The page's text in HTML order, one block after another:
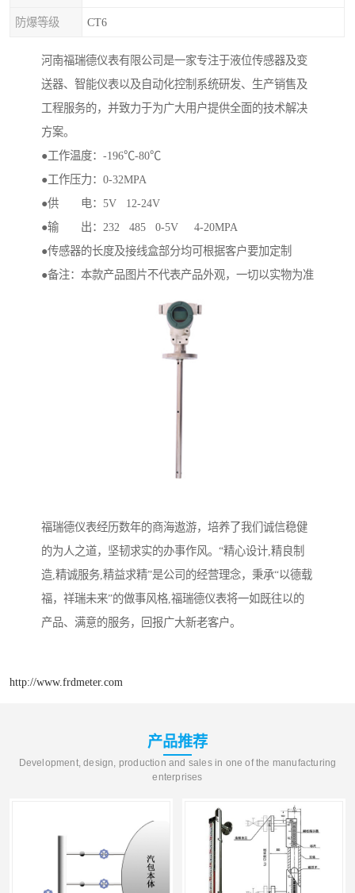
防爆等级 CT6
河南福瑞德仪表有限公司是一家专注于液位传感器及变
送器、智能仪表以及自动化控制系统研发、生产销售及
工程服务的，并致力于为广大用户提供全面的技术解决
方案。
●工作温度：-196℃-80℃
●工作压力：0-32MPA
●供 电：5V 12-24V
●输 出：232 485 0-5V 4-20MPA
●传感器的长度及接线盒部分均可根据客户要加定制
●备注：本款产品图片不代表产品外观，一切以实物为准
福瑞德仪表经历数年的商海遨游，培养了我们诚信稳健
的为人之道，坚韧求实的办事作风。“精心设计,精良制
造,精诚服务,精益求精”是公司的经营理念，秉承“以德载
福，祥瑞未来”的做事风格,福瑞德仪表将一如既往以的
产品、满意的服务，回报广大新老客户。
http://www.frdmeter.com
产品推荐
Development, design, production and sales in one of the manufacturing
enterprises